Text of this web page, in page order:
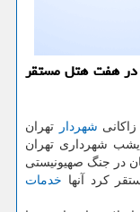
از جنگ را در هفت هتل مستقر
شهردار
تهران
شهرداری تهران
خانه هایشان در جنگ صهیونیستی
خدمات